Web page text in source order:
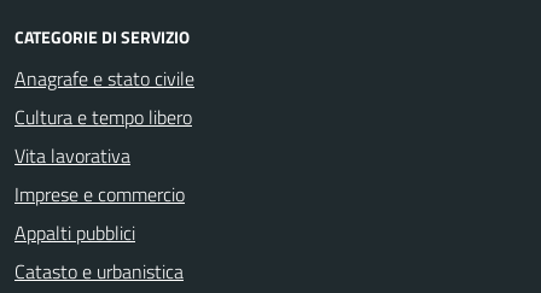
CATEGORIE DI SERVIZIO
Anagrafe e stato civile
Cultura e tempo libero
Vita lavorativa
Imprese e commercio
Appalti pubblici
Catasto e urbanistica